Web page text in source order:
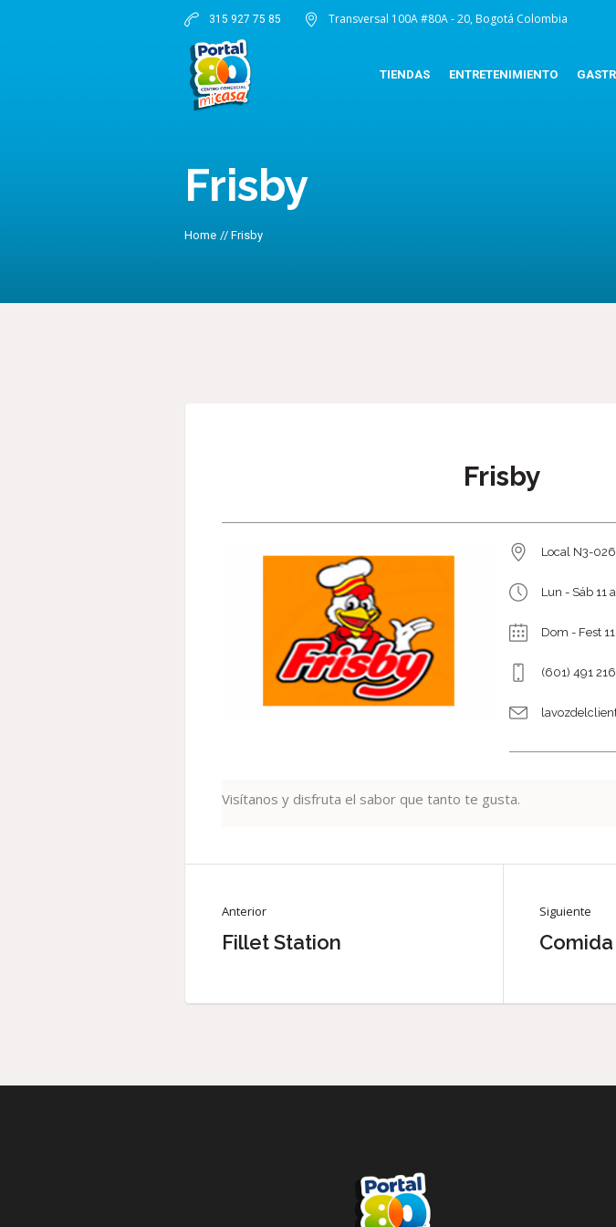
315 927 75 85 Transversal 100A #80A - 20, Bogotá Colombia
TIENDAS ENTRETENIMIENTO
Frisby
Home // Frisby
Frisby
Local N3-026
Lun - Sáb 11
Dom - Fest
(601) 491
Visítanos y disfruta el sabor que tanto te gusta.
Anterior
Fillet Station
Siguiente